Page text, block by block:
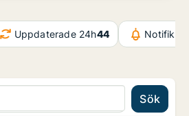
Uppdaterade 24h44
Sök